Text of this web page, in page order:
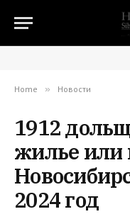
Home » Новости
1912
жилье или
2024 год